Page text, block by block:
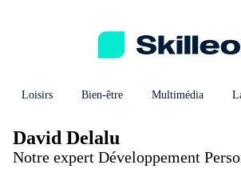
Loisirs Bien-être Multimédia
David Delalu
Notre expert Développement